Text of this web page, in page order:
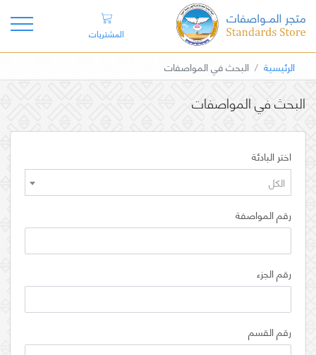
المشتريات
الرئيسية البحث في المواصفات
البحث في المواصفات
اختر البادئة
الكل
رقم المواصفة
رقم الجزء
رقم القسم